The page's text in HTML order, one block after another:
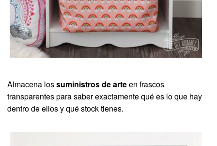
Almacena lossuministros de arteen frascos
transparentes para saber exactamente qué es lo que hay
dentro de ellos y qué stock tienes.